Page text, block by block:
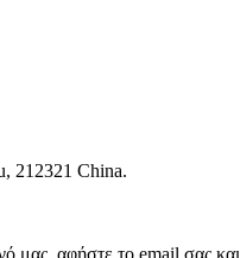
212321 China.